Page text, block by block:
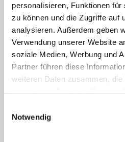
personalisieren, Funktionen
zu können und die Zugriffe auf
analysieren. Außerdem geben
Verwendung unserer Website
soziale Medien, Werbung und
Partner führen diese
weiteren Daten zusammen,
Notwendig
Schweppes (Bitter Lemon,
0,2 l
Red Bull 0,25 l